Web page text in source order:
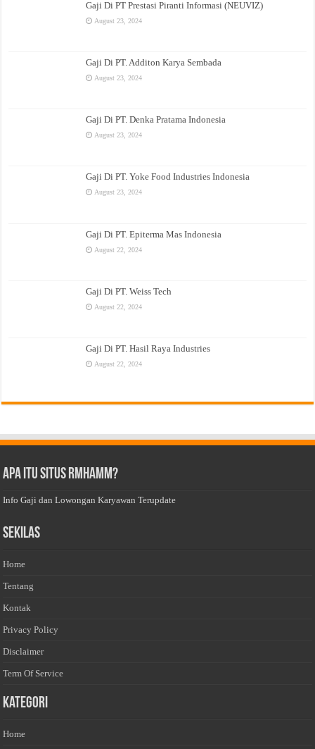
Gaji Di PT Prestasi Piranti Informasi (NEUVIZ)
August 23, 2024
Gaji Di PT. Additon Karya Sembada
August 23, 2024
Gaji Di PT. Denka Pratama Indonesia
August 23, 2024
Gaji Di PT. Yoke Food Industries Indonesia
August 23, 2024
Gaji Di PT. Epiterma Mas Indonesia
August 22, 2024
Gaji Di PT. Weiss Tech
August 22, 2024
Gaji Di PT. Hasil Raya Industries
August 22, 2024
Apa Itu Situs Rmhamm?
Info Gaji dan Lowongan Karyawan Terupdate
Sekilas
Home
Tentang
Kontak
Privacy Policy
Disclaimer
Term Of Service
Kategori
Home